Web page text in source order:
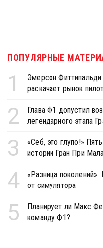
ПОПУЛЯРНЫЕ
1
Эмерсон
раскачает рынок
2
Глава Ф1 допустил
легендарного этапа
3
«Себ, это глупо!»
истории Гран При
4
«Разница
от симулятора
5
Планирует ли Макс
команду Ф1?